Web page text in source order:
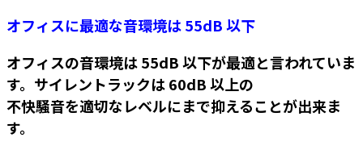
オフィスに最適な音環境は 55dB 以下
オフィスの音環境は 55dB 以下が最適と言われていま
す。サイレントラックは 60dB 以上の
不快騒音を適切なレベルにまで抑えることが出来ま
す。